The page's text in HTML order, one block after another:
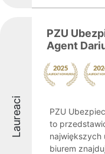
Laureaci
PZU
Agent
PZU
to
największych
biurem